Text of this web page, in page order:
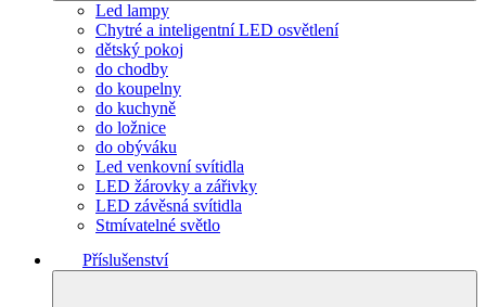
Led lampy
Chytré a inteligentní LED osvětlení
dětský pokoj
do chodby
do koupelny
do kuchyně
do ložnice
do obýváku
Led venkovní svítidla
LED žárovky a zářivky
LED závěsná svítidla
Stmívatelné světlo
Příslušenství